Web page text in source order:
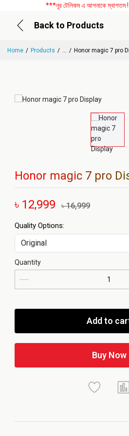
***নূর টেলিকম এ আপনাকে স্বাগতম !
Back to Products
Home Products ... Honor magic 7 pro
Honor magic 7 pro
৳ 12,999 ৳ 16,999
Quality Options:
Quantity
Add to
Buy Now